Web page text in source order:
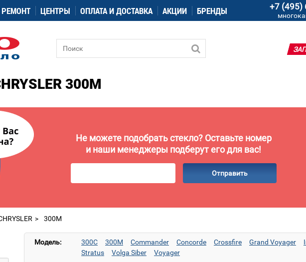
ЦЕНТРЫ ОПЛАТА И ДОСТАВКА АКЦИИ БРЕНДЫ +7 (495)
300M
Не можете подобрать стекло? Оставьте номер
и наши менеджеры подберут его для вас!
Отправить
300M
Модель: 300C 300M Commander Concorde Crossfire Grand Voyager
Stratus
Volga Siber Voyager